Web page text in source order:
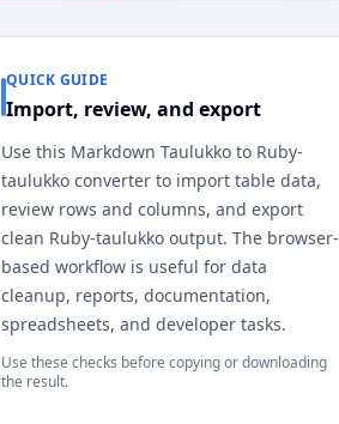
QUICK GUIDE
Import, review, and export
Use this Markdown Taulukko to Ruby-
taulukko converter to import table data,
review rows and columns, and export
clean Ruby-taulukko output. The browser-
based workflow is useful for data
cleanup, reports, documentation,
spreadsheets, and developer tasks.
Use these checks before copying or downloading
the result.